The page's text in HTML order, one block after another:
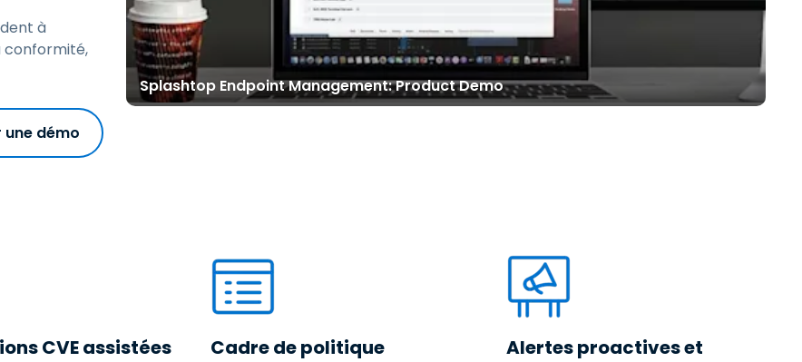
日本語
한국어
ภาษาไทย
Splashtop Endpoint Management: Product Demo
à
conformité,
démo
CVE assistées
Cadre de politique
Alertes proactives et